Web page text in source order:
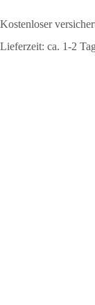
Kostenloser
Lieferzeit: ca. 1-2